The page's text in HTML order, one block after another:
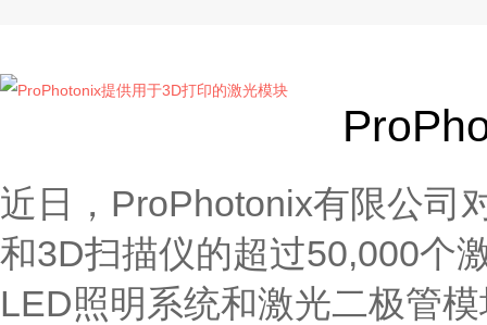
近日，ProPhotonix有限公司
和3D扫描仪的超过50,000个
LED照明系统和激光二极管